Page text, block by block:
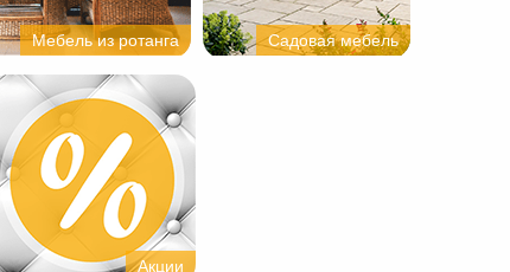
Мебель из ротанга Садовая мебель
Акции